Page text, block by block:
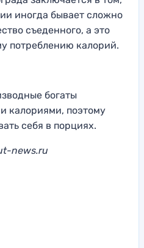
иногда бывает сложно
съеденного, а это
потреблению калорий.
богаты
калориями, поэтому
себя в порциях.
news.ru